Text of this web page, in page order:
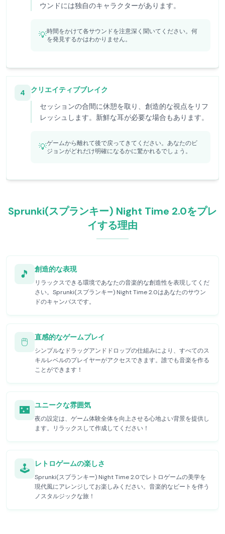
ウンドには独自のキャラクターがあります。
💡時間をかけて各サウンドを注意深く聞いてください。何
を発見するかはわかりません。
4
クリエイティブブレイク
セッションの合間に休憩を取り、創造的な視点をリフ
レッシュします。新鮮な耳が必要な場合もあります。
💡ゲームから離れて後で戻ってきてください。あなたのビ
ジョンがどれだけ明確になるかに驚かれるでしょう。
Sprunki(スプランキー) Night Time 2.0をプレ
イする理由
🎵 創造的な表現
リラックスできる環境であなたの音楽的な創造性を表現してくだ
さい。Sprunki(スプランキー) Night Time 2.0はあなたのサウン
ドのキャンバスです。
🖱️ 直感的なゲームプレイ
シンプルなドラッグアンドドロップの仕組みにより、すべてのス
キルレベルのプレイヤーがアクセスできます。誰でも音楽を作る
ことができます！
🌃 ユニークな雰囲気
夜の設定は、ゲーム体験全体を向上させる心地よい背景を提供し
ます。リラックスして作成してください！
🕹️ レトロゲームの楽しさ
Sprunki(スプランキー) Night Time 2.0でレトロゲームの美学を
現代風にアレンジしてお楽しみください。音楽的なビートを伴う
ノスタルジックな旅！